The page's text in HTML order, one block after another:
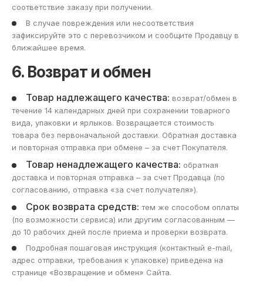
соответствие заказу при получении.
В случае повреждения или несоответствия
зафиксируйте это с перевозчиком и сообщите Продавцу в
ближайшее время.
6. Возврат и обмен
Товар надлежащего качества: возврат/обмен в
течение 14 календарных дней при сохранении товарного
вида, упаковки и ярлыков. Возвращается стоимость
товара без первоначальной доставки. Обратная доставка
и повторная отправка при обмене – за счет Покупателя.
Товар ненадлежащего качества: обратная
доставка и повторная отправка – за счет Продавца (по
согласованию, отправка «за счет получателя»).
Срок возврата средств: тем же способом оплаты
(по возможности сервиса) или другим согласованным —
до 10 рабочих дней после приема и проверки возврата.
Подробная пошаговая инструкция (контактный e-mail,
адрес отправки, требования к упаковке) приведена на
странице «Возвращение и обмен» Сайта.